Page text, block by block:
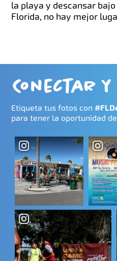
la playa y descansar
Florida, no hay mejor
Conectar
Etiqueta tus fotos con
para tener la oportunidad